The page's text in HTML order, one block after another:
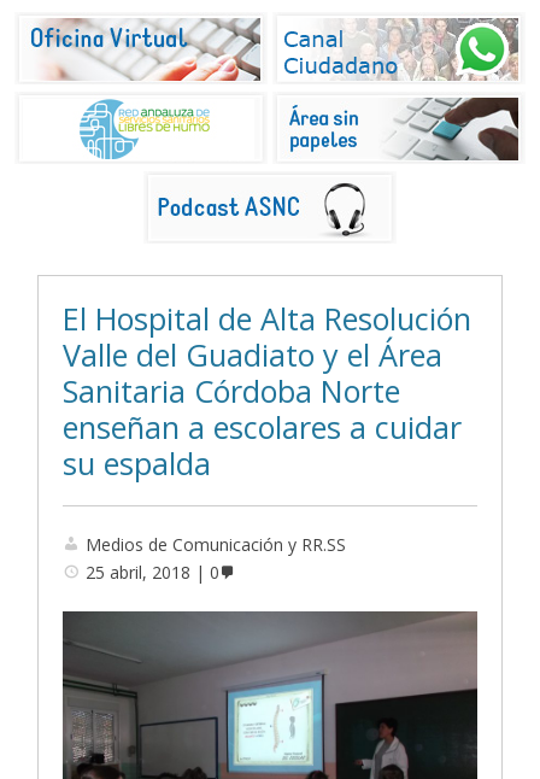
El Hospital de Alta Resolución
Valle del Guadiato y el Área
Sanitaria Córdoba Norte
enseñan a escolares a cuidar
su espalda
Medios de Comunicación y RR.SS
25 abril, 2018
0